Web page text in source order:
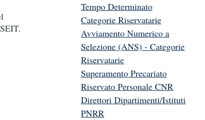
Tempo Determinato
Categorie Riservatarie
Avviamento Numerico a
Selezione (ANS) - Categorie
Riservatarie
Superamento Precariato
Riservato Personale CNR
Direttori Dipartimenti/Istituti
PNRR